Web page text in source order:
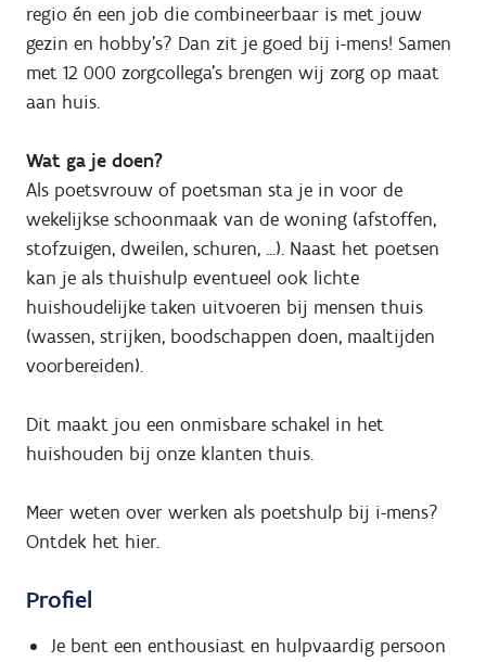
regio én een job die combineerbaar is met jouw
gezin en hobby's? Dan zit je goed bij i-mens! Samen
met 12 000 zorgcollega's brengen wij zorg op maat
aan huis.
Wat ga je doen?
Als poetsvrouw of poetsman sta je in voor de
wekelijkse schoonmaak van de woning (afstoffen,
stofzuigen, dweilen, schuren, ...). Naast het poetsen
kan je als thuishulp eventueel ook lichte
huishoudelijke taken uitvoeren bij mensen thuis
(wassen, strijken, boodschappen doen, maaltijden
voorbereiden).
Dit maakt jou een onmisbare schakel in het
huishouden bij onze klanten thuis.
Meer weten over werken als poetshulp bij i-mens?
Ontdek het hier.
Profiel
Je bent een enthousiast en hulpvaardig persoon